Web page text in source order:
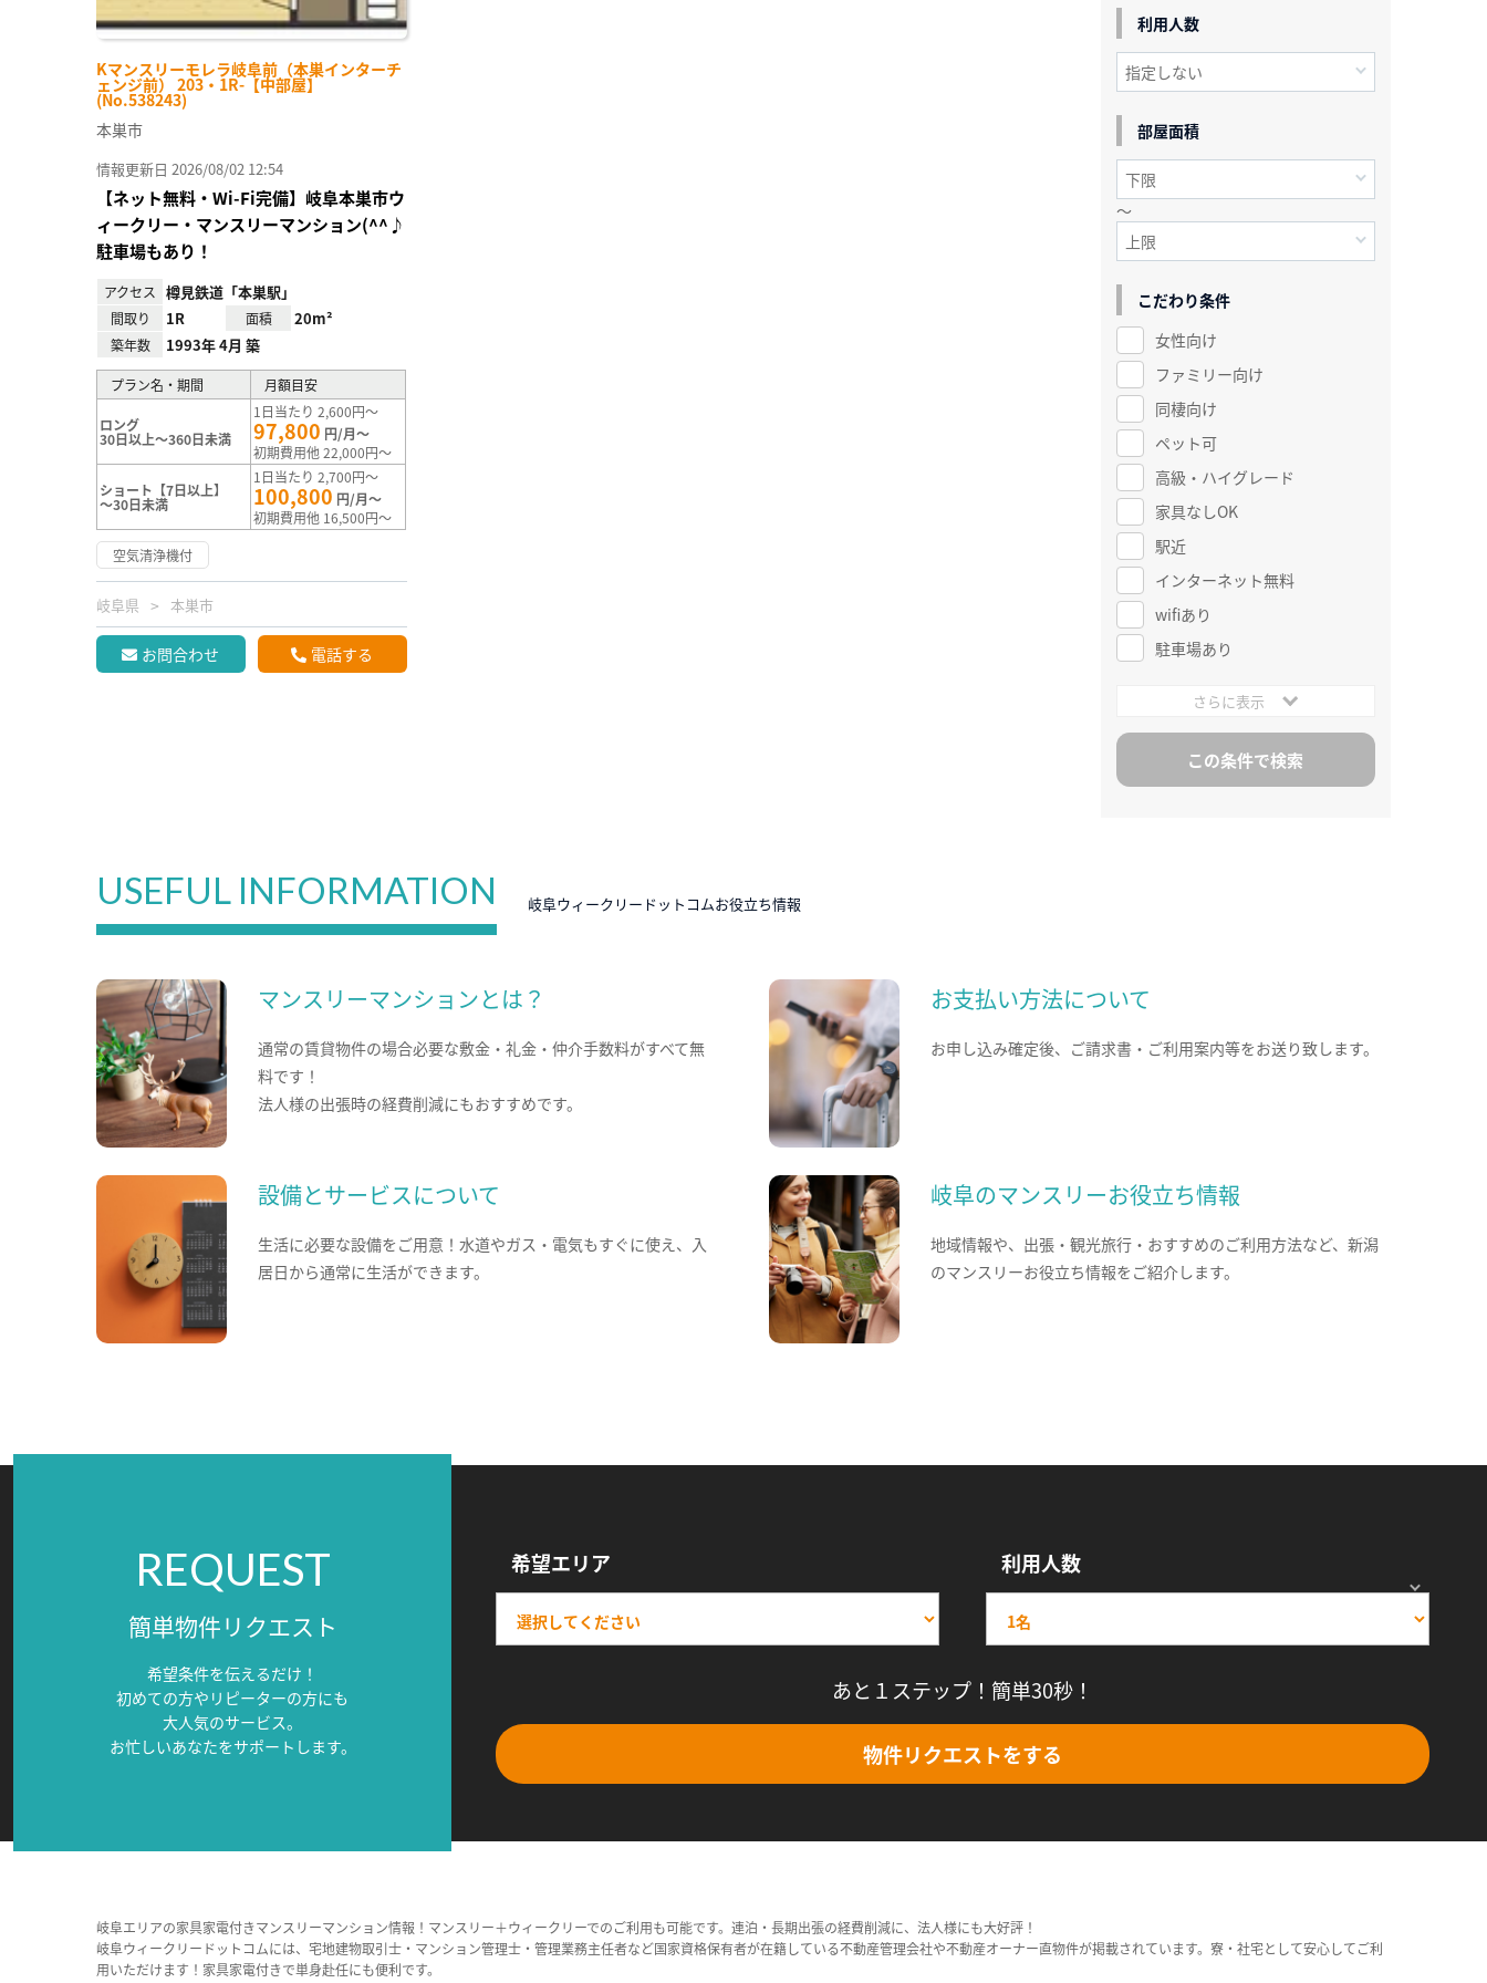
Kマンスリーモレラ岐阜前（本巣インターチ
ェンジ前） 203・1R-【中部屋】
(No.538243)
本巣市
情報更新日 2026/08/02 12:54
【ネット無料・Wi-Fi完備】岐阜本巣市ウ
ィークリー・マンスリーマンション(^^♪
駐車場もあり！
アクセス 樽見鉄道「本巣駅」
間取り 1R 面積 20m²
築年数 1993年 4月 築
プラン名・期間 月額目安
ロング
30日以上～360日未満
1日当たり 2,600円～
97,800 円/月～
初期費用他 22,000円～
ショート【7日以上】
～30日未満
1日当たり 2,700円～
100,800 円/月～
初期費用他 16,500円～
空気清浄機付
岐阜県 本巣市
お問合わせ 電話する
利用人数
部屋面積
～
こだわり条件
女性向け
ファミリー向け
同棲向け
ペット可
高級・ハイグレード
家具なしOK
駅近
インターネット無料
wifiあり
駐車場あり
さらに表示
USEFUL INFORMATION 岐阜ウィークリードットコムお役立ち情報
マンスリーマンションとは？
通常の賃貸物件の場合必要な敷金・礼金・仲介手数料がすべて無
料です！
法人様の出張時の経費削減にもおすすめです。
お支払い方法について
お申し込み確定後、ご請求書・ご利用案内等をお送り致します。
設備とサービスについて
生活に必要な設備をご用意！水道やガス・電気もすぐに使え、入
居日から通常に生活ができます。
岐阜のマンスリーお役立ち情報
地域情報や、出張・観光旅行・おすすめのご利用方法など、新潟
のマンスリーお役立ち情報をご紹介します。
REQUEST
簡単物件リクエスト
希望条件を伝えるだけ！
初めての方やリピーターの方にも
大人気のサービス。
お忙しいあなたをサポートします。
希望エリア 利用人数
あと１ステップ！簡単30秒！
物件リクエストをする
岐阜エリアの家具家電付きマンスリーマンション情報！マンスリー＋ウィークリーでのご利用も可能です。連泊・長期出張の経費削減に、法人様にも大好評！
岐阜ウィークリードットコムには、宅地建物取引士・マンション管理士・管理業務主任者など国家資格保有者が在籍している不動産管理会社や不動産オーナー直物件が掲載されています。寮・社宅として安心してご利
用いただけます！家具家電付きで単身赴任にも便利です。